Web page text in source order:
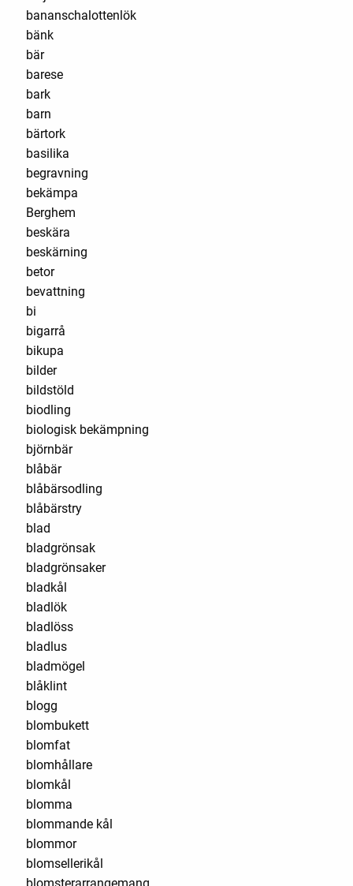
bananschalottenlök
bänk
bär
barese
bark
barn
bärtork
basilika
begravning
bekämpa
Berghem
beskära
beskärning
betor
bevattning
bi
bigarrå
bikupa
bilder
bildstöld
biodling
biologisk bekämpning
björnbär
blåbär
blåbärsodling
blåbärstry
blad
bladgrönsak
bladgrönsaker
bladkål
bladlök
bladlöss
bladlus
bladmögel
blåklint
blogg
blombukett
blomfat
blomhållare
blomkål
blomma
blommande kål
blommor
blomsellerikål
blomsterarrangemang